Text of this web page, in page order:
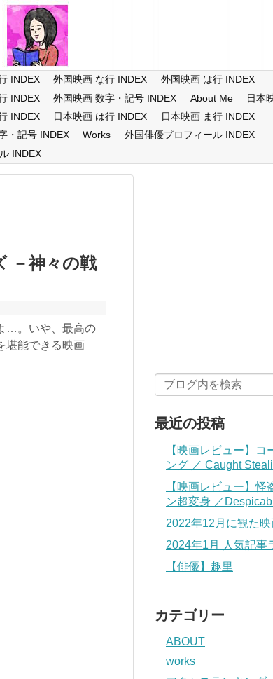
INDEX 外国映画 な行 INDEX
外国映画 は行 INDEX
INDEX 外国映画 数字・記号 INDEX About Me
日本
INDEX 日本映画 は行 INDEX
日本映画 ま行 INDEX
・記号 INDEX Works
外国俳優プロフィール INDEX
INDEX
－神々の戦
…。いや、最高の
堪能できる映画
最近の投稿
【映画レビュー】コ
ング ／ Caught
【映画レビュー】怪
ン超変身 ／
2022年12月に観た映
2024年1月 人気記事
【俳優】趣里
カテゴリー
ABOUT
works